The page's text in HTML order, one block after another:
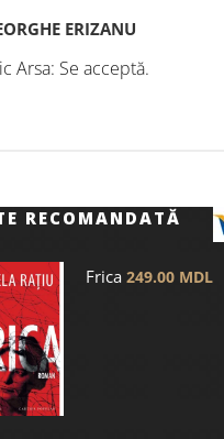
ERIZANU
Arsa: Se acceptă.
RECOMANDATĂ
Frica 249.00 MDL